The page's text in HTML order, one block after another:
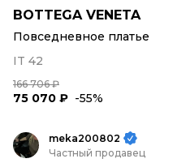
BOTTEGA VENETA
Повседневное платье
IT 42
166 706 ₽
75 070 ₽ -55%
meka200802
Частный продавец